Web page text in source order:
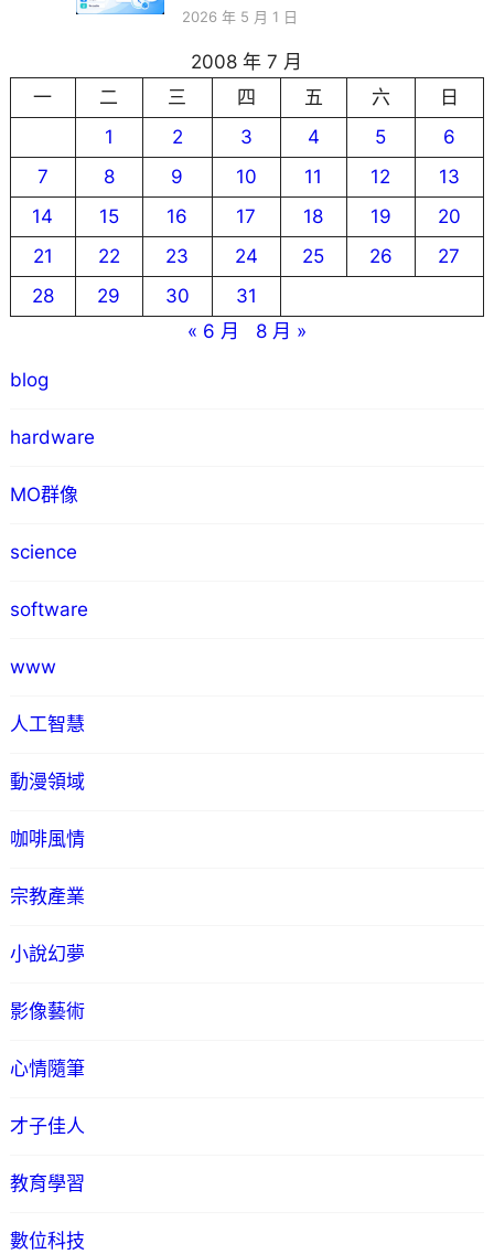
2026 年 5 月 1 日
2008 年 7 月
一
二 三 四 五 六
日
1
2 3 4 5
6
7
8 9 10 11 12
13
14
15 16 17 18 19
20
21
22 23 24 25 26
27
28
29 30
31
« 6 月
8 月 »
blog
hardware
MO群像
science
software
www
人工智慧
動漫領域
咖啡風情
宗教產業
小說幻夢
影像藝術
心情隨筆
才子佳人
教育學習
數位科技